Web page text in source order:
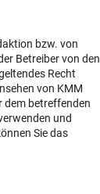
bzw. von
Betreiber von den
Recht
von KMM
dem betreffenden
und
Sie das